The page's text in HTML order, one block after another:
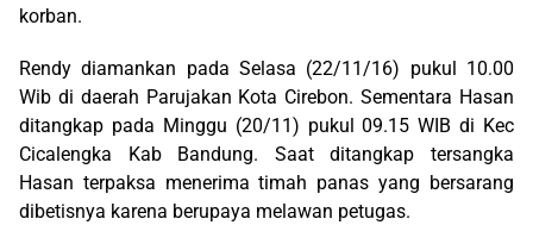
korban.
Rendy diamankan pada Selasa (22/11/16) pukul 10.00
Wib di daerah Parujakan Kota Cirebon. Sementara Hasan
ditangkap pada Minggu (20/11) pukul 09.15 WIB di Kec
Cicalengka Kab Bandung. Saat ditangkap tersangka
Hasan terpaksa menerima timah panas yang bersarang
dibetisnya karena berupaya melawan petugas.